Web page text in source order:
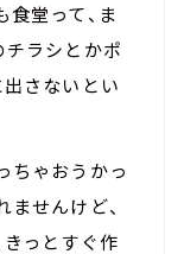
堂って、ま
チラシとかポ
さないとい
ちゃおうかっ
せんけど、
っとすぐ作